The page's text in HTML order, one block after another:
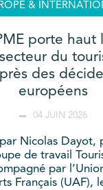
&
porte haut
du
des
européens
04 JUIN 2026
Nicolas Dayot,
de travail
par
Français (UAF),